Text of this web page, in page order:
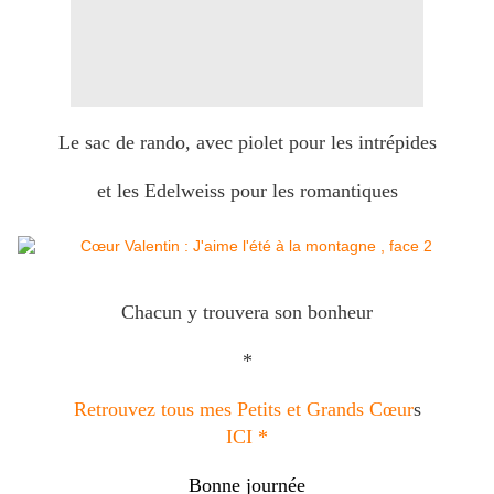
Le sac de rando, avec piolet pour les intrépides
et les Edelweiss pour les romantiques
Chacun y trouvera son bonheur
*
Retrouvez tous mes Petits et Grands Cœurs
ICI *
Bonne journée